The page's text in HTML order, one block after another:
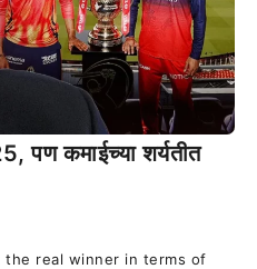
पण कमाईच्या शर्यतीत
the real winner in terms of